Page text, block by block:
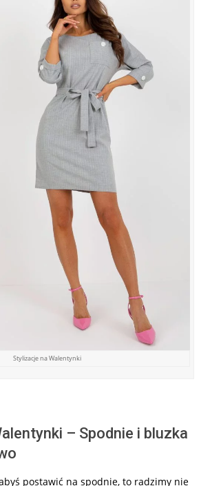
Stylizacje na Walentynki
– Spodnie i bluzka
postawić na spodnie, to radzimy nie